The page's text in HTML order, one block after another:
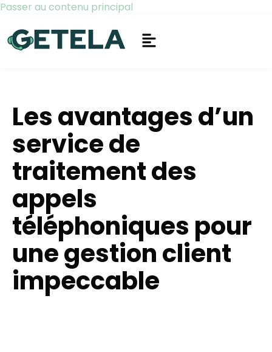
Passer au contenu principal
Les avantages d’un
service de
traitement des
appels
téléphoniques pour
une gestion client
impeccable